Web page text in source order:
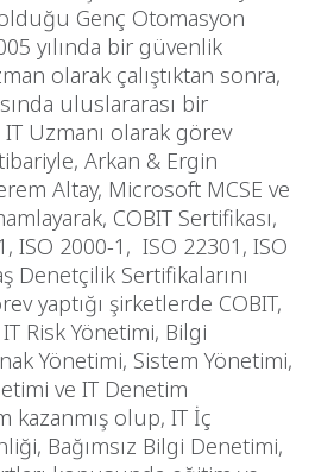
Genç Otomasyon
yılında bir güvenlik
olarak çalıştıktan sonra,
uluslararası bir
Uzmanı olarak görev
Arkan & Ergin
Altay, Microsoft MCSE ve
COBIT Sertifikası,
ISO 2000-1, ISO 22301, ISO
Denetçilik Sertifikalarını
yaptığı şirketlerde COBIT,
Risk Yönetimi, Bilgi
Yönetimi, Sistem Yönetimi,
ve IT Denetim
kazanmış olup, IT İç
Bağımsız Bilgi Denetimi,